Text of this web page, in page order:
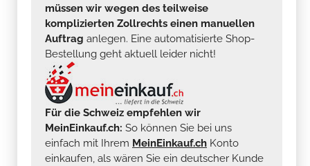
müssen wir wegen des teilweise
komplizierten Zollrechts einen manuellen
Auftrag anlegen. Eine automatisierte Shop-
Bestellung geht aktuell leider nicht!
Für die Schweiz empfehlen wir
MeinEinkauf.ch: So können Sie bei uns
einfach mit Ihrem MeinEinkauf.ch Konto
einkaufen, als wären Sie ein deutscher Kunde